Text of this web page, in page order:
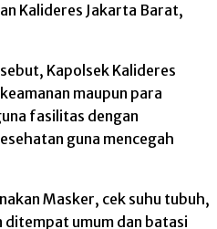
Kalideres Jakarta Barat,
Kapolsek Kalideres
maupun para
fasilitas dengan
guna mencegah
Masker, cek suhu tubuh,
umum dan batasi